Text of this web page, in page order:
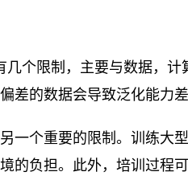
几个限制，主要与数据，计
差的数据会导致泛化能力
一个重要的限制。训练大
的负担。此外，培训过程